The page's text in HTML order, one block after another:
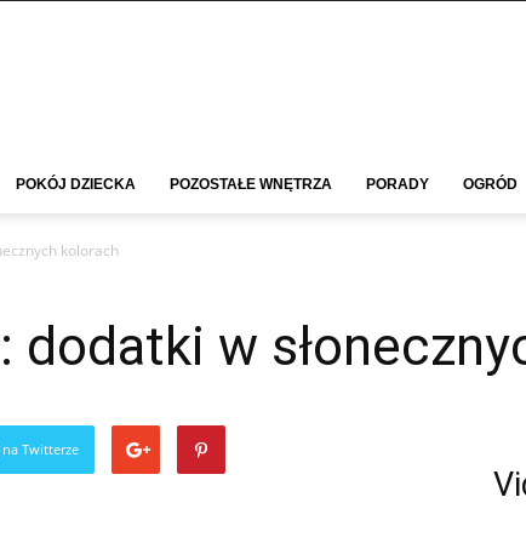
POKÓJ DZIECKA POZOSTAŁE WNĘTRZA PORADY OGRÓD
kolorach
dodatki w
Twitterze